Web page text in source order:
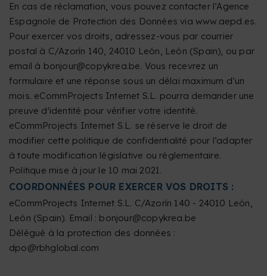
En cas de réclamation, vous pouvez contacter l’Agence
Espagnole de Protection des Données via www.aepd.es.
Pour exercer vos droits, adressez-vous par courrier
postal à C/Azorín 140, 24010 León, León (Spain), ou par
email à bonjour@copykrea.be. Vous recevrez un
formulaire et une réponse sous un délai maximum d’un
mois. eCommProjects Internet S.L. pourra demander une
preuve d'identité pour vérifier votre identité.
eCommProjects Internet S.L. se réserve le droit de
modifier cette politique de confidentialité pour l’adapter
à toute modification législative ou réglementaire.
Politique mise à jour le 10 mai 2021.
COORDONNÉES POUR EXERCER VOS DROITS :
eCommProjects Internet S.L. C/Azorín 140 - 24010 León,
León (Spain). Email : bonjour@copykrea.be
Délégué à la protection des données :
dpo@rbhglobal.com